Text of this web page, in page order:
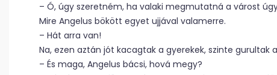
– Ó, úgy szeretném, ha valaki megmutatná a várost
Mire Angelus bökött egyet ujjával valamerre.
– Hát arra van!
Na, ezen aztán jót kacagtak a gyerekek, szinte gurultak
– És maga, Angelus bácsi, hová megy?